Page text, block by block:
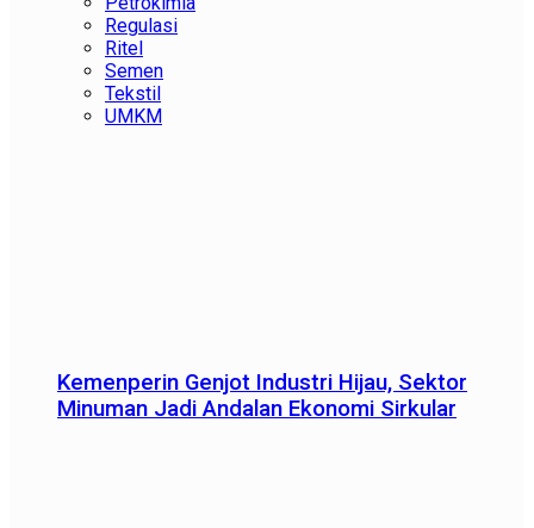
Regulasi
Ritel
Semen
Tekstil
UMKM
Kemenperin Genjot Industri Hijau, Sektor
Minuman Jadi Andalan Ekonomi Sirkular